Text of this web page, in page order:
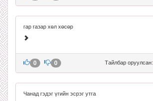
гар газар хөл хөсөр
Тайлбар оруулсан:
0 0
Чанад гэдэг үгийн эсрэг утга